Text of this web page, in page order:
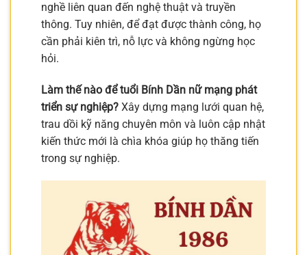
nghề liên quan đến nghệ thuật và truyền
thông. Tuy nhiên, để đạt được thành công, họ
cần phải kiên trì, nỗ lực và không ngừng học
hỏi.
Làm thế nào để tuổi Bính Dần nữ mạng phát
triển sự nghiệp? Xây dựng mạng lưới quan hệ,
trau dồi kỹ năng chuyên môn và luôn cập nhật
kiến thức mới là chìa khóa giúp họ thăng tiến
trong sự nghiệp.